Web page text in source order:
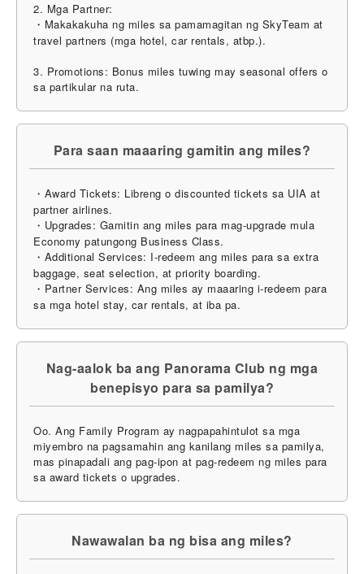
2. Mga Partner:
・Makakakuha ng miles sa pamamagitan ng SkyTeam at
travel partners (mga hotel, car rentals, atbp.).
3. Promotions: Bonus miles tuwing may seasonal offers o
sa partikular na ruta.
Para saan maaaring gamitin ang miles?
・Award Tickets: Libreng o discounted tickets sa UIA at
partner airlines.
・Upgrades: Gamitin ang miles para mag-upgrade mula
Economy patungong Business Class.
・Additional Services: I-redeem ang miles para sa extra
baggage, seat selection, at priority boarding.
・Partner Services: Ang miles ay maaaring i-redeem para
sa mga hotel stay, car rentals, at iba pa.
Nag-aalok ba ang Panorama Club ng mga
benepisyo para sa pamilya?
Oo. Ang Family Program ay nagpapahintulot sa mga
miyembro na pagsamahin ang kanilang miles sa pamilya,
mas pinapadali ang pag-ipon at pag-redeem ng miles para
sa award tickets o upgrades.
Nawawalan ba ng bisa ang miles?